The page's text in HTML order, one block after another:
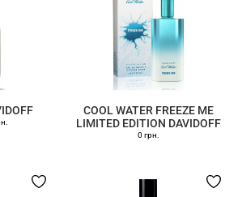
COOL WATER FREEZE ME
LIMITED EDITION DAVIDOFF
0 грн.